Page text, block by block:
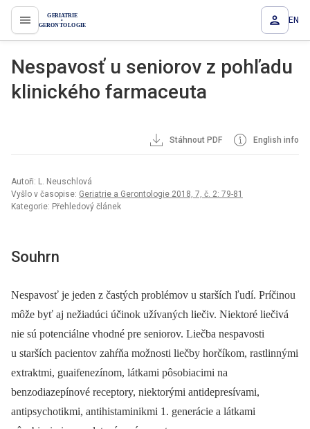
proLékaře.cz EN
Nespavosť u seniorov z pohľadu
klinického farmaceuta
Stáhnout PDF English info
Autoři: L. Neuschlová
Vyšlo v časopise: Geriatrie a Gerontologie 2018, 7, č. 2: 79-81
Kategorie: Přehledový článek
Souhrn
Nespavosť je jeden z častých problémov u starších ľudí. Príčinou
môže byť aj nežiadúci účinok užívaných liečiv. Niektoré liečivá
nie sú potenciálne vhodné pre seniorov. Liečba nespavosti
u starších pacientov zahŕňa možnosti liečby horčíkom, rastlinnými
extraktmi, guaifenezínom, látkami pôsobiacimi na
benzodiazepínové receptory, niektorými antidepresívami,
antipsychotikmi, antihistaminikmi 1. generácie a látkami